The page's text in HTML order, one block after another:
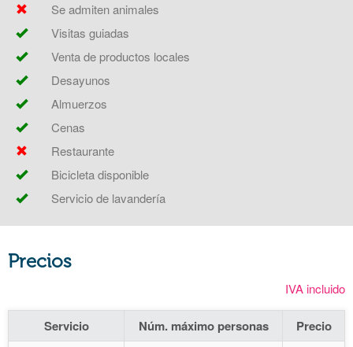
Se admiten animales
Visitas guiadas
Venta de productos locales
Desayunos
Almuerzos
Cenas
Restaurante
Bicicleta disponible
Servicio de lavandería
Precios
IVA incluido
Servicio Núm. máximo personas Precio